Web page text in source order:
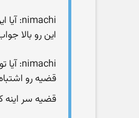
nimachi: آیا این مبارزه طلبی ها درست هستند؟
این رو بالا
nimachi: آیا تو واقعا می تونی از تك تك مردم بپرسی كه ایا می تونن این كار رو بكنن یا خیر؟
قضیه رو
قضیه سر اینه